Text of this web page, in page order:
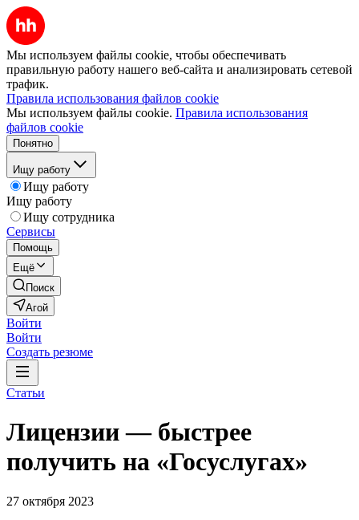
Мы используем файлы cookie, чтобы обеспечивать
правильную работу нашего веб-сайта и анализировать сетевой
трафик.
Правила использования файлов cookie
Мы используем файлы cookie. Правила использования
файлов cookie
Понятно
Ищу работу
Ищу работу
Ищу работу
Ищу сотрудника
Сервисы
Помощь
Ещё
Поиск
Агой
Войти
Войти
Создать резюме
Статьи
Лицензии — быстрее
получить на «Госуслугах»
27 октября 2023